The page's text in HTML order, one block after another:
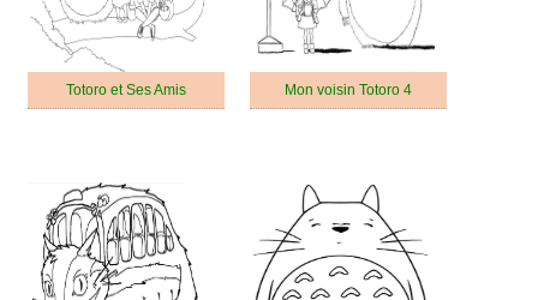
Totoro et Ses Amis Mon voisin Totoro 4